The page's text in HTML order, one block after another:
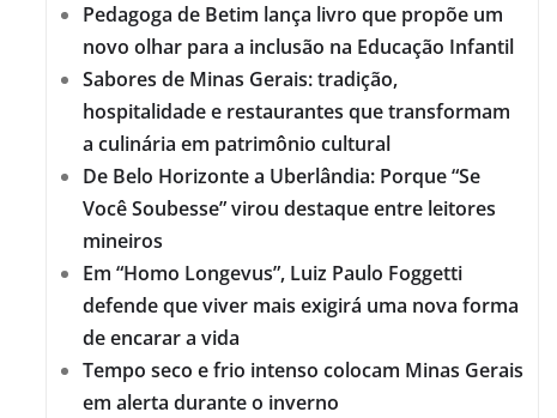
Pedagoga de Betim lança livro que propõe um
novo olhar para a inclusão na Educação Infantil
Sabores de Minas Gerais: tradição,
hospitalidade e restaurantes que transformam
a culinária em patrimônio cultural
De Belo Horizonte a Uberlândia: Porque “Se
Você Soubesse” virou destaque entre leitores
mineiros
Em “Homo Longevus”, Luiz Paulo Foggetti
defende que viver mais exigirá uma nova forma
de encarar a vida
Tempo seco e frio intenso colocam Minas Gerais
em alerta durante o inverno